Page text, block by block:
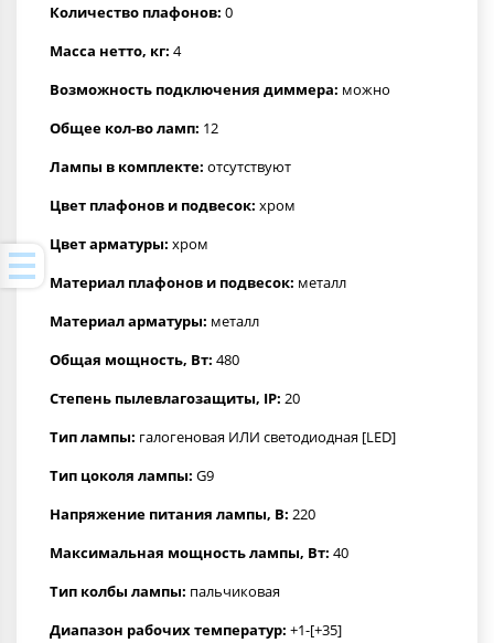
Количество плафонов: 0
Масса нетто, кг: 4
Возможность подключения диммера: можно
Общее кол-во ламп: 12
Лампы в комплекте: отсутствуют
Цвет плафонов и подвесок: хром
Цвет арматуры: хром
Материал плафонов и подвесок: металл
Материал арматуры: металл
Общая мощность, Вт: 480
Степень пылевлагозащиты, IP: 20
Тип лампы: галогеновая ИЛИ светодиодная [LED]
Тип цоколя лампы: G9
Напряжение питания лампы, В: 220
Максимальная мощность лампы, Вт: 40
Тип колбы лампы: пальчиковая
Диапазон рабочих температур: +1-[+35]